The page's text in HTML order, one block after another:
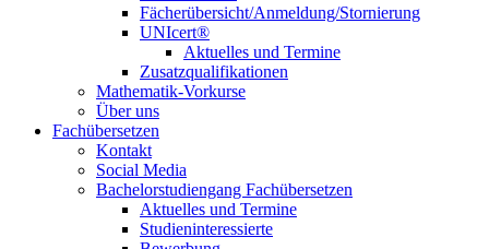
Fächerübersicht/Anmeldung/Stornierung
UNIcert®
Aktuelles und Termine
Zusatzqualifikationen
Mathematik-Vorkurse
Über uns
Fachübersetzen
Kontakt
Social Media
Bachelorstudiengang Fachübersetzen
Aktuelles und Termine
Studieninteressierte